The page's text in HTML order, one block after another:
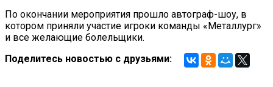
По окончании мероприятия прошло автограф-шоу, в
котором приняли участие игроки команды «Металлург»
и все желающие болельщики.
Поделитесь новостью с друзьями: